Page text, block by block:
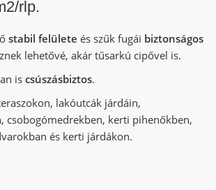
rlp.
stabil felülete és szűk fugái biztonságos
lehetővé, akár tűsarkú cipővel is.
iscsúszásbiztos.
lakóutcák járdáin,
csobogómedrekben, kerti pihenőkben,
és kerti járdákon.